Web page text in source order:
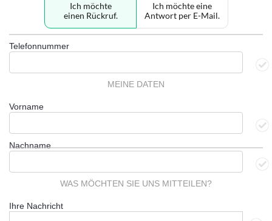
Ich möchte
einen Rückruf.
Ich möchte eine
Antwort per E-Mail.
Telefonnummer
MEINE DATEN
Vorname
Nachname
WAS MÖCHTEN SIE UNS MITTEILEN?
Ihre Nachricht